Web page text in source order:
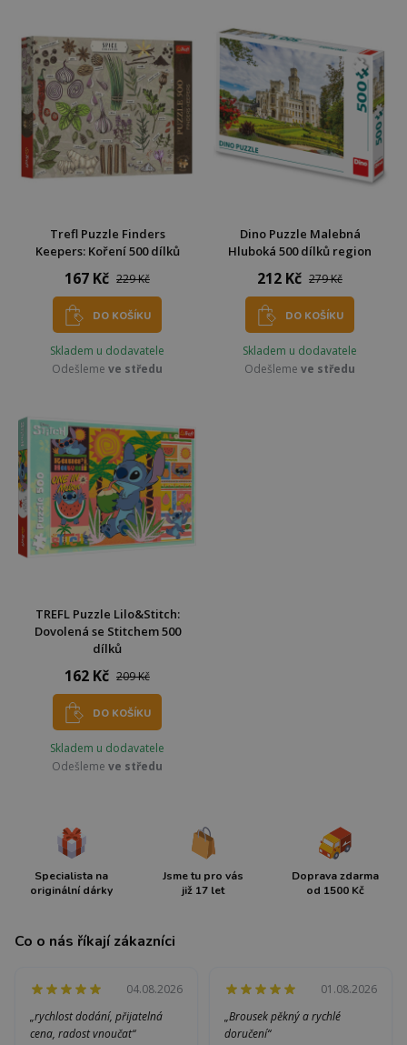
Trefl Puzzle Finders
Keepers: Koření 500 dílků
167 Kč 229 Kč
DO KOŠÍKU
Skladem u dodavatele
Odešleme ve středu
Dino Puzzle Malebná
Hluboká 500 dílků region
212 Kč 279 Kč
DO KOŠÍKU
Skladem u dodavatele
Odešleme ve středu
TREFL Puzzle Lilo&Stitch:
Dovolená se Stitchem 500
dílků
162 Kč 209 Kč
DO KOŠÍKU
Skladem u dodavatele
Odešleme ve středu
Specialista na
originální dárky
Jsme tu pro vás
již 17 let
Doprava zdarma
od 1500 Kč
Co o nás říkají zákazníci
04.08.2026
„rychlost dodání, přijatelná
cena, radost vnoučat“
01.08.2026
„Brousek pěkný a rychlé
doručení“